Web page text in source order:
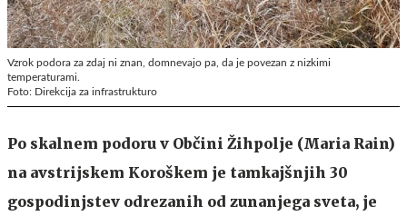
Vzrok podora za zdaj ni znan, domnevajo pa, da je povezan z nizkimi
temperaturami.
Foto: Direkcija za infrastrukturo
Po skalnem podoru v Občini Žihpolje (Maria Rain)
na avstrijskem Koroškem je tamkajšnjih 30
gospodinjstev odrezanih od zunanjega sveta, je